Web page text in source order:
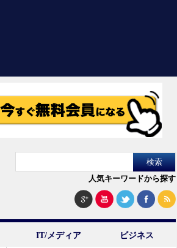
人気キーワードから探す
IT/メディア ビジネス